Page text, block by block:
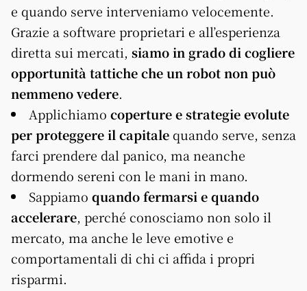
e quando serve interveniamo velocemente.
Grazie a software proprietari e all’esperienza
diretta sui mercati, siamo in grado di cogliere
opportunità tattiche che un robot non può
nemmeno vedere.
Applichiamo coperture e strategie evolute
per proteggere il capitalequando serve, senza
farci prendere dal panico, ma neanche
dormendo sereni con le mani in mano.
Sappiamo quando fermarsi e quando
accelerare, perché conosciamo non solo il
mercato, ma anche le leve emotive e
comportamentali di chi ci affida i propri
risparmi.